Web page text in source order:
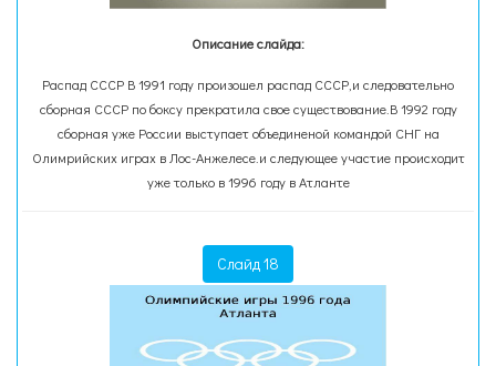
Описание слайда:
Распад СССР В 1991 году произошел распад СССР,и следовательно
сборная СССР по боксу прекратила свое существование.В 1992 году
сборная уже России выступает объединеной командой СНГ на
Олимрийских играх в Лос-Анжелесе.и следующее участие происходит
уже только в 1996 году в Атланте
Слайд 18